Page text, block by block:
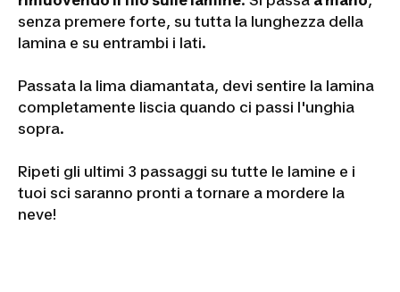
senza premere forte, su tutta la lunghezza della
lamina e su entrambi i lati.
Passata la lima diamantata, devi sentire la lamina
completamente liscia quando ci passi l'unghia
sopra.
Ripeti gli ultimi 3 passaggi su tutte le lamine e i
tuoi sci saranno pronti a tornare a mordere la
neve!